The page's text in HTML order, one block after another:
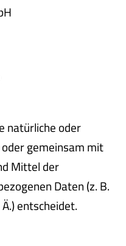
natürliche oder
gemeinsam mit
Mittel der
Daten (z. B.
entscheidet.